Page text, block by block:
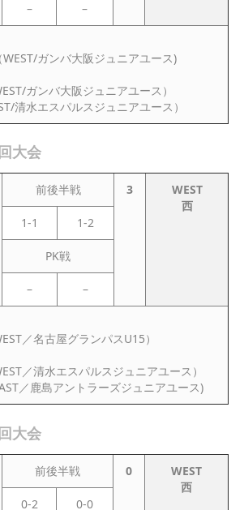
– –
ガンバ大阪ジュニアユース)
ガンバ大阪ジュニアユース）
清水エスパルスジュニアユース）
大会
前後半戦 3
WEST
西
1-1
1-2
PK戦
– –
／名古屋グランパスU15）
／清水エスパルスジュニアユース）
／鹿島アントラーズジュニアユース)
大会
前後半戦 0
WEST
西
0-2
0-0